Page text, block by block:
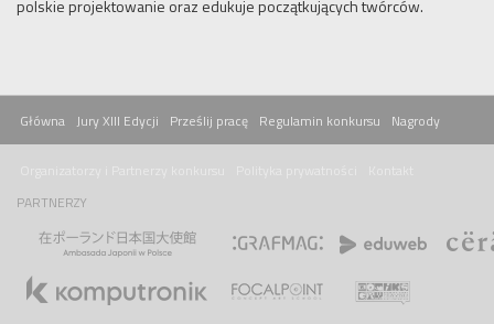
polskie projektowanie oraz edukuje początkujących twórców.
Główna Jury XIII Edycji Prześlij pracę Regulamin konkursu Nagrody
PARTNERZY